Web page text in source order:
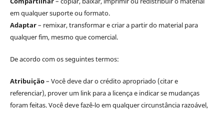
em qualquer suporte ou formato.
Adaptar– remixar, transformar e criar a partir do material para
qualquer fim, mesmo que comercial.
De acordo com os seguintes termos:
Atribuição– Você deve dar o crédito apropriado (citar e
referenciar), prover um link para a licença e indicar se mudanças
foram feitas. Você deve fazê-lo em qualquer circunstância razoável,